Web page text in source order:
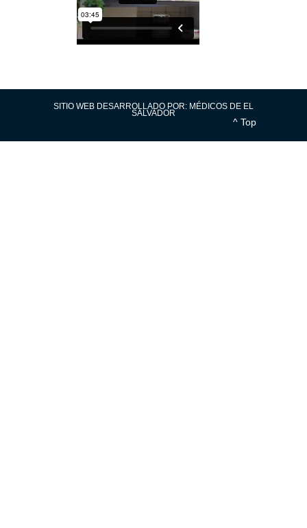
SITIO WEB DESARROLLADO POR: MÉDICOS DE EL
SALVADOR
^ Top